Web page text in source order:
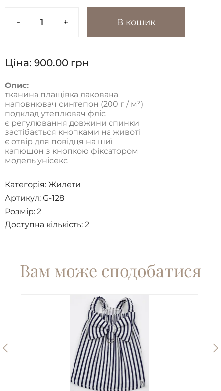
- + В кошик
Ціна: 900.00 грн
Опис:
тканина плащівка лакована
наповнювач синтепон (200 г / м²)
подклад утеплювач фліс
є регулювання довжини спинки
застібається кнопками на животі
є отвір для повідця на шиї
капюшон з кнопкою фіксатором
модель унісекс
Категорія: Жилети
Артикул: G-128
Розмір: 2
Доступна кількість: 2
Вам може сподобатися